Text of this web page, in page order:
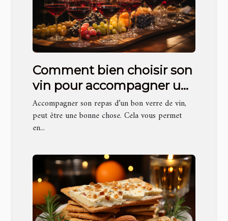
Comment bien choisir son
vin pour accompagner un
repas ?
Accompagner son repas d’un bon verre de vin,
peut être une bonne chose. Cela vous permet
en...